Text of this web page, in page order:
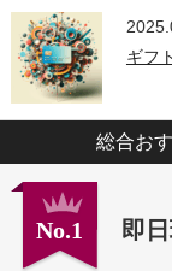
ギフ
総合お
No.1 即